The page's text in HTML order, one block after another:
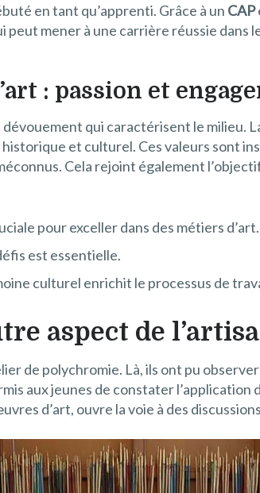
en tant qu’apprenti. Grâce à un CAP
mener à une carrière réussie dans
: passion et
qui caractérisent le milieu.
et culturel. Ces valeurs sont
Cela rejoint également
pour exceller dans des métiers d’art.
est essentielle.
culturel enrichit le processus de
aspect de
de polychromie. Là, ils ont pu
aux jeunes de constater l’application
d’art, ouvre la voie à des